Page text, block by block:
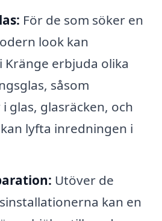
För de som söker en
look kan
Kränge erbjuda olika
såsom
glas, glasräcken, och
lyfta inredningen i
Utöver de
kan en